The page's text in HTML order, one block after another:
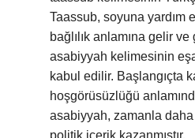
Taassub, soyuna yardım
bağlılık anlamına gelir
asabiyyah kelimesinin
kabul edilir. Başlangıçta
hoşgörüsüzlüğü
asabiyyah, zamanla
politik içerik kazanmıştır.